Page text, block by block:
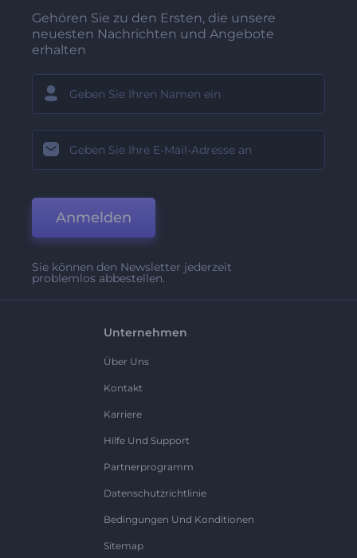
Gehören Sie zu den Ersten, die unsere
neuesten Nachrichten und Angebote
erhalten
Anmelden
Sie können den Newsletter jederzeit
problemlos abbestellen.
Unternehmen
Über Uns
Kontakt
Karriere
Hilfe Und Support
Partnerprogramm
Datenschutzrichtlinie
Bedingungen Und Konditionen
Sitemap